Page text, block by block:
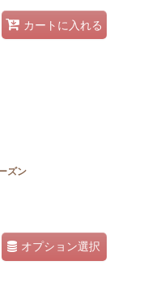
カートに入れる
ズン
オプション選択